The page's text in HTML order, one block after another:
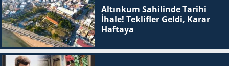
Altınkum Sahilinde Tarihi
İhale! Teklifler Geldi, Karar
Haftaya
SPOR
Yerel